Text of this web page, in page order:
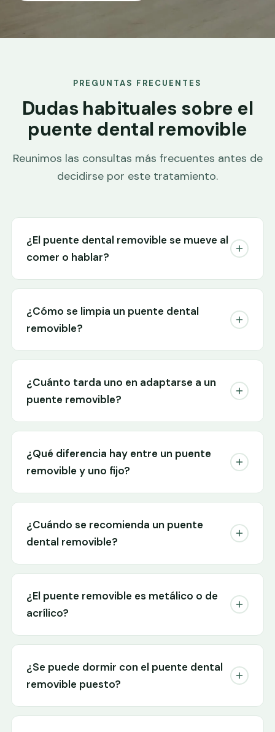
PREGUNTAS FRECUENTES
Dudas habituales sobre el
puente dental removible
Reunimos las consultas más frecuentes antes de
decidirse por este tratamiento.
¿El puente dental removible se mueve al
comer o hablar?
¿Cómo se limpia un puente dental
removible?
¿Cuánto tarda uno en adaptarse a un
puente removible?
¿Qué diferencia hay entre un puente
removible y uno fijo?
¿Cuándo se recomienda un puente
dental removible?
¿El puente removible es metálico o de
acrílico?
¿Se puede dormir con el puente dental
removible puesto?